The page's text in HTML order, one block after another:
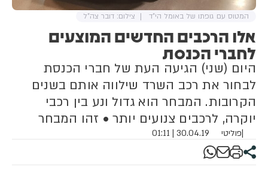
אלו הרכבים החדשים המוצעים
לחברי הכנסת
היום (שני) הגיעה העת של חברי הכנסת
לבחור את רכב השרד שילווה אותם בשנים
הקרובות. המבחר הוא גדול ונע בין רכבי
יוקרה, לרכבים צנועים יותר • זהו המבחר
|פוליטי 30.04.19 | 01:11
המטוס עם גופתו של באומל הי"ד צילום: דובר צה"ל​​​​​​